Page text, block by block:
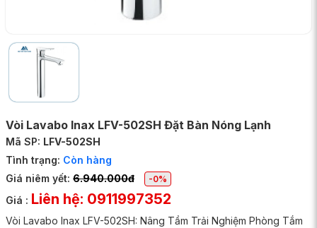
Vòi Lavabo Inax LFV-502SH Đặt Bàn Nóng Lạnh
Mã SP: LFV-502SH
Tình trạng: Còn hàng
Giá niêm yết: 6.940.000đ -0%
Giá : Liên hệ: 0911997352
Vòi Lavabo Inax LFV-502SH: Nâng Tầm Trải Nghiệm Phòng Tắm